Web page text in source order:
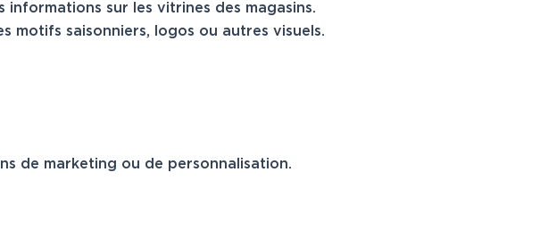
sur les vitrines des magasins.
motifs saisonniers, logos ou autres visuels.
de marketing ou de personnalisation.